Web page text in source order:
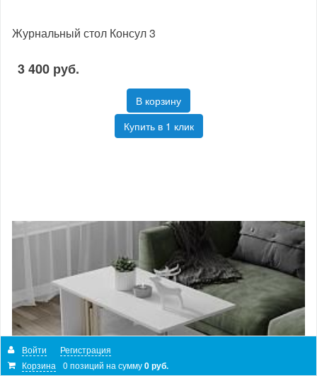
Журнальный стол Консул 3
3 400 руб.
В корзину
Купить в 1 клик
Войти
Регистрация
Корзина
0 позиций на сумму0 руб.